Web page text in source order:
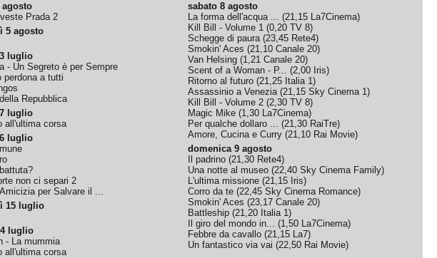
veste Prada 2
5 agosto
luglio
- Un Segreto è per Sempre
perdona a tutti
Repubblica
luglio
all'ultima corsa
luglio
non ci separi 2
per Salvare il ...
15 luglio
luglio
- La mummia
all'ultima corsa
sabato 8 agosto
La forma dell'acqua ... (21,15 La7Cinema)
Kill Bill - Volume 1 (0,20 TV 8)
Schegge di paura(23,45 Rete4)
Smokin' Aces (21,10 Canale 20)
Van Helsing (1,21 Canale 20)
Scent of a Woman - P... (2,00 Iris)
Ritorno al futuro (21,25 Italia 1)
Assassinio a Venezia(21,15 Sky Cinema 1)
Kill Bill - Volume 2 (2,30 TV 8)
Magic Mike (1,30 La7Cinema)
Per qualche dollaro ... (21,30 RaiTre)
Amore, Cucina e Curry (21,10 Rai Movie)
domenica 9 agosto
Il padrino (21,30 Rete4)
Una notte al museo (22,40 Sky Cinema Family)
L'ultima missione (21,15 Iris)
Corro da te (22,45 Sky Cinema Romance)
Smokin' Aces (23,17 Canale 20)
Battleship (21,20 Italia 1)
Il giro del mondo in... (1,50 La7Cinema)
Febbre da cavallo (21,15 La7)
Un fantastico via vai (22,50 Rai Movie)